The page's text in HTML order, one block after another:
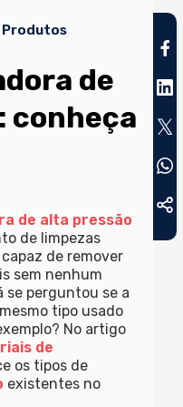
Produtos
de
conheça
de alta pressão
de limpezas
de remover
sem nenhum
se perguntou se a
tipo usado
No artigo
de
os tipos de
existentes no